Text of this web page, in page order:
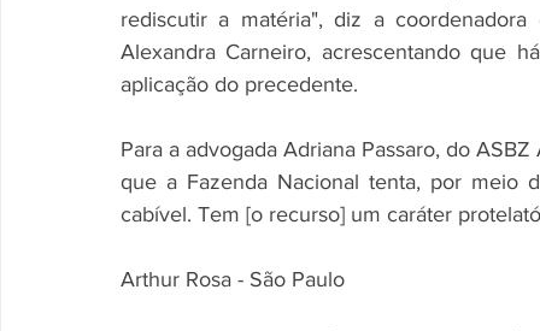
rediscutir a matéria", diz a
Alexandra Carneiro, acrescentando que
aplicação do precedente.
Para a advogada Adriana Passaro, do
que a Fazenda Nacional tenta, por meio
cabível. Tem [o recurso] um caráter
Arthur Rosa - São Paulo